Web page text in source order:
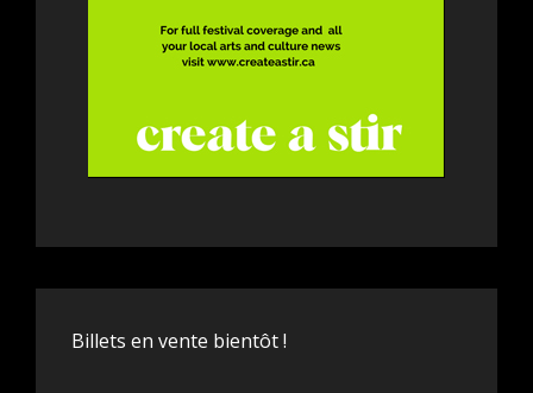
Billets en vente bientôt !